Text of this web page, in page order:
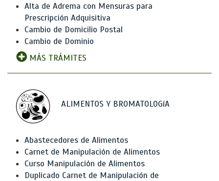
Alta de Adrema con Mensuras para
Prescripción Adquisitiva
Cambio de Domicilio Postal
Cambio de Dominio
MÁS TRÁMITES
ALIMENTOS Y BROMATOLOGíA
Abastecedores de Alimentos
Carnet de Manipulación de Alimentos
Curso Manipulación de Alimentos
Duplicado Carnet de Manipulación de